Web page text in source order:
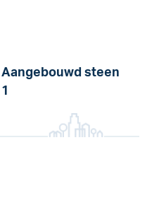
Aangebouwd steen
1